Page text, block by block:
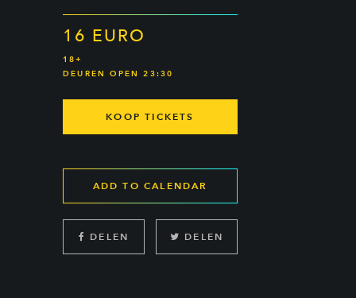
16 EURO
18+
DEUREN OPEN 23:30
KOOP TICKETS
ADD TO CALENDAR
DELEN DELEN